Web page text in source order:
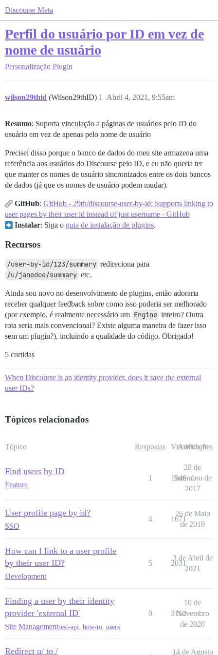
Discourse Meta
Perfil do usuário por ID em vez de
nome de usuário
Personalização Plugin
wilson29thid (Wilson29thID) Abril 4, 2021, 9:55am
1
Resumo: Suporta vinculação a páginas de usuários pelo ID do
usuário em vez de apenas pelo nome de usuário
Precisei disso porque o banco de dados do meu site armazena uma
referência aos usuários do Discourse pelo ID, e eu não queria ter
que manter os nomes de usuário sincronizados entre os dois bancos
de dados (já que os nomes de usuário podem mudar).
GitHub: GitHub - 29th/discourse-user-by-id: Supports linking to
user pages by their user id instead of just username · GitHub
Instalar: Siga o guia de instalação de plugins.
Recursos
/user-by-id/123/summary redireciona para
/u/janedoe/summary etc.
Ainda sou novo no desenvolvimento de plugins, então adoraria
receber qualquer feedback sobre como isso poderia ser melhorado
(por exemplo, é realmente necessário um Engine inteiro? Outra
rota seria mais convencional? Existe alguma maneira de fazer isso
sem um plugin?), incluindo a qualidade do código. Obrigado!
5 curtidas
When Discourse is an identity provider, does it save the external
user IDs?
Tópicos relacionados
Tópico Respostas Visualizações
Atividade
Find users by ID
Feature
1 1346
28 de
Setembro de
2017
User profile page by id?
SSO
4 1671
26 de Maio
de 2019
How can I link to a user profile
by their user ID?
Development
5 2031
3 de Abril de
2021
Finding a user by their identity
provider 'external ID'
Site Managementrest-api how-to users
0 3152
10 de
Novembro
de 2020
Redirect u/ to / 14 de Agosto